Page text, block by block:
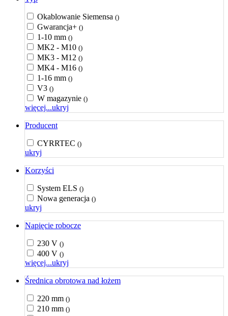
Okablowanie Siemensa ()
Gwarancja+ ()
1-10 mm ()
MK2 - M10 ()
MK3 - M12 ()
MK4 - M16 ()
1-16 mm ()
V3 ()
W magazynie ()
więcej...ukryj
Producent
CYRRTEC ()
ukryj
Korzyści
System ELS ()
Nowa generacja ()
ukryj
Napięcie robocze
230 V ()
400 V ()
więcej...ukryj
Średnica obrotowa nad łożem
220 mm ()
210 mm ()